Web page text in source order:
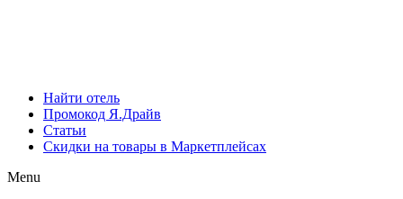
Найти отель
Промокод Я.Драйв
Статьи
Скидки на товары в Маркетплейсах
Menu